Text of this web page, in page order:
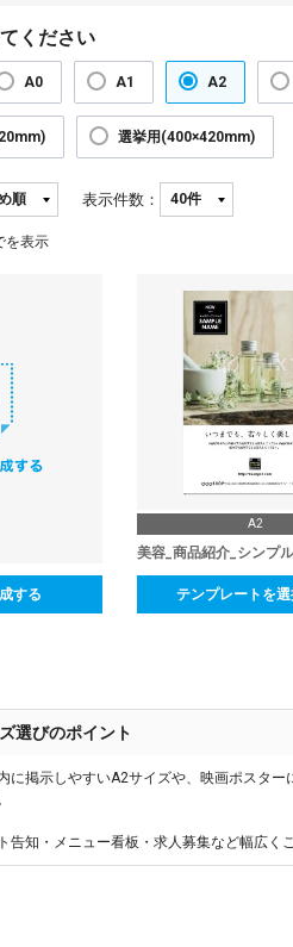
ください
A0 A1 A2
選挙用(400×420mm)
表示件数：
を表示
する
A2
美容_商品紹介_シンプル
テンプレートを選
選びのポイント
に掲示しやすいA2サイズや、映画ポスタ
告知・メニュー看板・求人募集など幅広く